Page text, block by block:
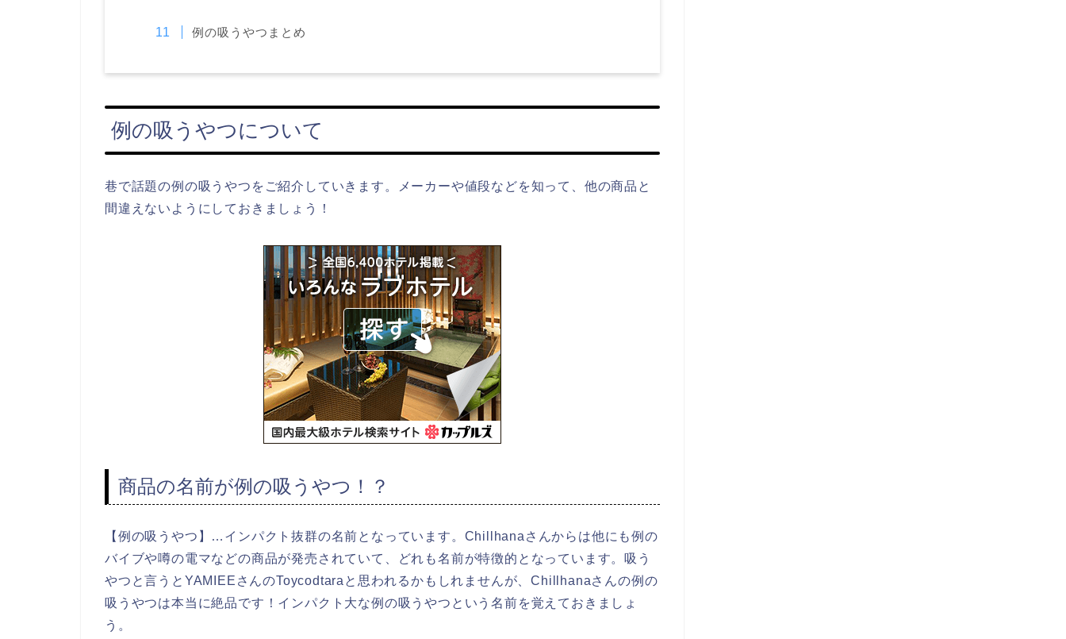
例の吸うやつまとめ
例の吸うやつについて
巷で話題の例の吸うやつをご紹介していきます。メーカーや値段などを知って、他の商品と
間違えないようにしておきましょう！
商品の名前が例の吸うやつ！？
【例の吸うやつ】…インパクト抜群の名前となっています。Chillhanaさんからは他にも例の
バイブや噂の電マなどの商品が発売されていて、どれも名前が特徴的となっています。吸う
やつと言うとYAMIEEさんのToycodtaraと思われるかもしれませんが、Chillhanaさんの例の
吸うやつは本当に絶品です！インパクト大な例の吸うやつという名前を覚えておきましょ
う。